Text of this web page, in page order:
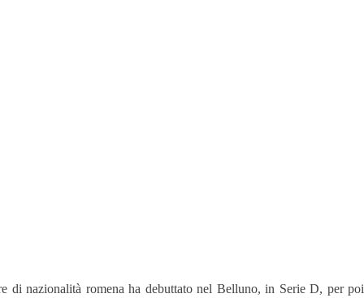
di nazionalità romena ha debuttato nel Belluno, in Serie D, per poi